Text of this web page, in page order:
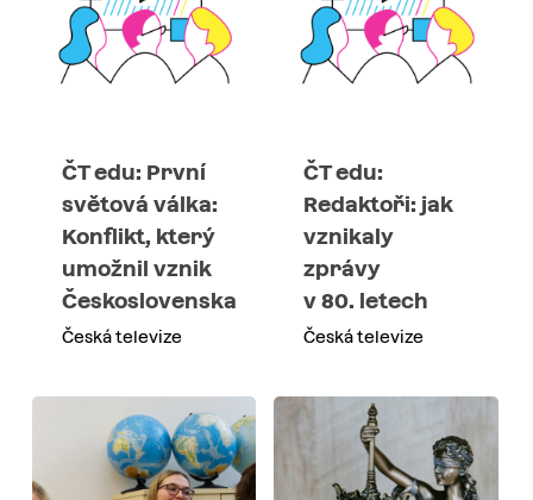
ČT edu: První
světová válka:
Konflikt, který
umožnil vznik
Československa
Česká televize
ČT edu:
Redaktoři: jak
vznikaly
zprávy
v 80. letech
Česká televize